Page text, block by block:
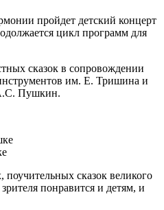
пройдет детский концерт
цикл программ для
сказок в сопровождении
им. Е. Тришина и
Пушкин.
сказок великого
понравится и детям, и